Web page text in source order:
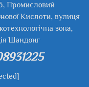
Промисловий
Кислоти, вулиця
зона,
Шандонг